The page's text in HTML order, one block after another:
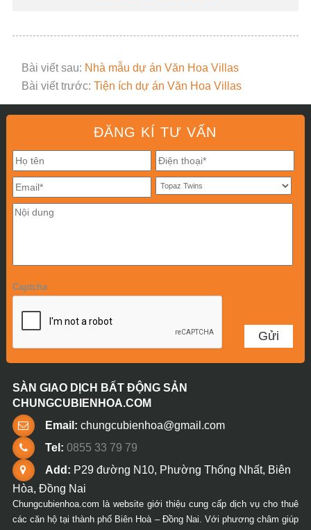
Bài viết sau: Nhà mẫu dự án Văn Hoa Villas
Bài viết trước: Tiện ích dự án Văn Hoa Villas
ĐĂNG KÍ TƯ VẤN
Captcha
SÀN GIAO DỊCH BẤT ĐỘNG SẢN
CHUNGCUBIENHOA.COM
Email: chungcubienhoa@gmail.com
Tel: 0855 33 79 79
Add: P29 đường N10, Phường Thống Nhất, Biên
Hòa, Đồng Nai
Chungcubienhoa.com là website giới thiệu cung cấp dịch vụ cho thuê
các căn hộ tại thành phố Biên Hoà – Đồng Nai. Với phương châm giúp